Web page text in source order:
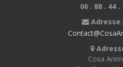
06 . 88 . 44 .
Adresse
Cosa